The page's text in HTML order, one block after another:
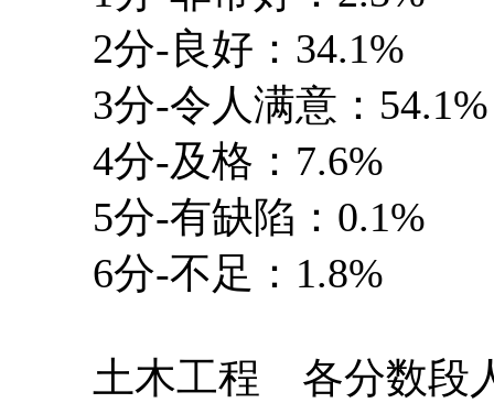
2分-良好：34.1%
3分-令人满意：54.1%
4分-及格：7.6%
5分-有缺陷：0.1%
6分-不足：1.8%
土木工程 各分数段